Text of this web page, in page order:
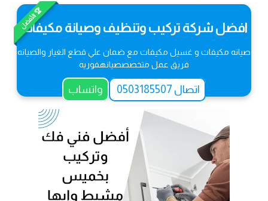
🏆 الأفضل
افضل شركة تركيب وتنظيف وصيانة مكيفات
صيانه مكيفات و غسيل مكيفات مع ضمان علي قطع الغيار والصيانه
فريق عمل متخصصصيانهفوريه
اتصال 0503185507 واتساب